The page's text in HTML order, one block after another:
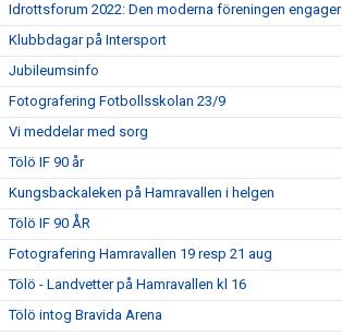
Idrottsforum 2022: Den moderna föreningen
Klubbdagar på Intersport
Jubileumsinfo
Fotografering Fotbollsskolan 23/9
Vi meddelar med sorg
Tölö IF 90 år
Kungsbackaleken på Hamravallen i helgen
Tölö IF 90 ÅR
Fotografering Hamravallen 19 resp 21 aug
Tölö - Landvetter på Hamravallen kl 16
Tölö intog Bravida Arena